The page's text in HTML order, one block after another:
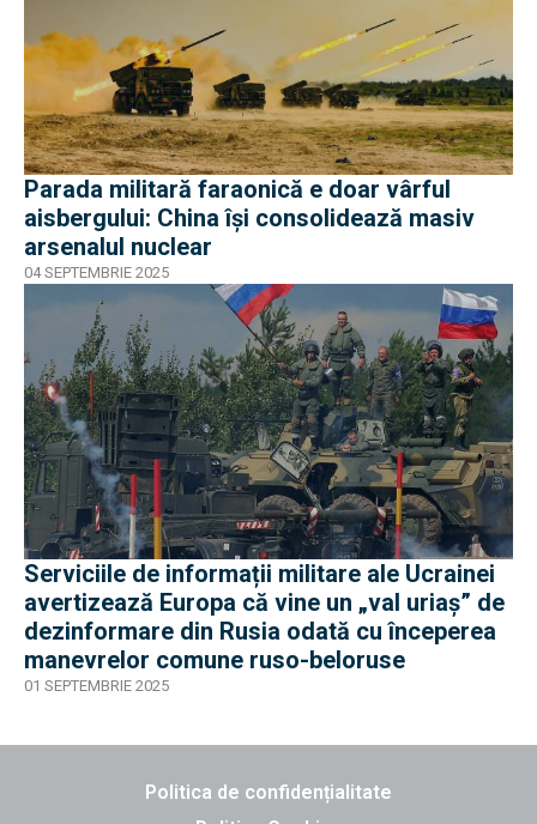
Parada militară faraonică e doar vârful
aisbergului: China își consolidează masiv
arsenalul nuclear
04 SEPTEMBRIE 2025
Serviciile de informații militare ale Ucrainei
avertizează Europa că vine un „val uriaș” de
dezinformare din Rusia odată cu începerea
manevrelor comune ruso-beloruse
01 SEPTEMBRIE 2025
Politica de confidențialitate